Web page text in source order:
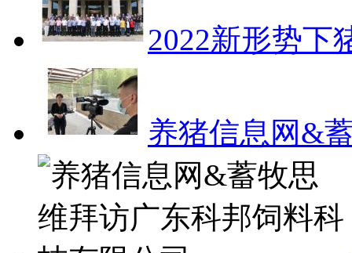
2022新形势下
养猪信息网&